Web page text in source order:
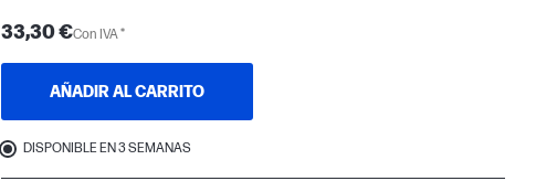
33,30 €Con IVA *
AÑADIR AL CARRITO
DISPONIBLE EN 3 SEMANAS